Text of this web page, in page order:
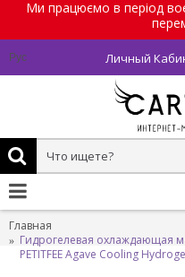
Ми працюємо в період
Рус Личный
Главная
Гидрогелевая охлаждающая
PETITFEE Agave Cooling